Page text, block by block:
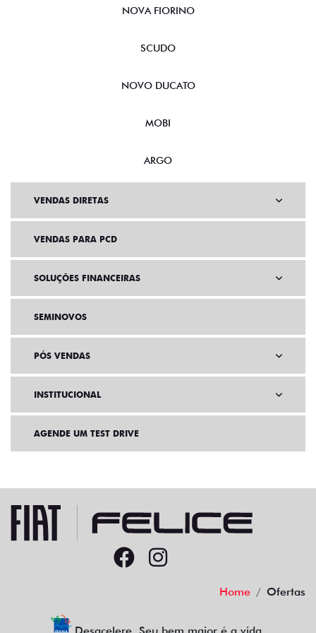
NOVA FIORINO
SCUDO
NOVO DUCATO
MOBI
ARGO
VENDAS DIRETAS
VENDAS PARA PCD
SOLUÇÕES FINANCEIRAS
SEMINOVOS
PÓS VENDAS
INSTITUCIONAL
AGENDE UM TEST DRIVE
Home Ofertas